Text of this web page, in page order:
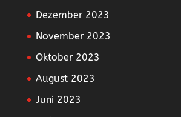
Dezember 2023
November 2023
Oktober 2023
August 2023
Juni 2023